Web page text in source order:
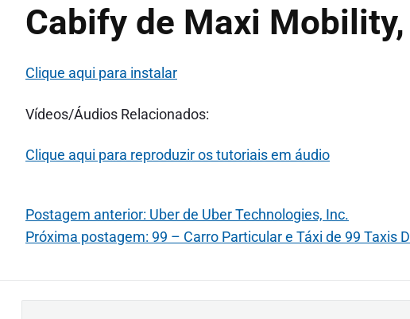
Cabify de Maxi
Clique aqui para instalar
Vídeos/Áudios Relacionados:
Clique aqui para reproduzir os tutoriais em áudio
Postagem anterior: Uber de Uber Technologies, Inc.
Próxima postagem: 99 – Carro Particular e Táxi de 99 Taxis